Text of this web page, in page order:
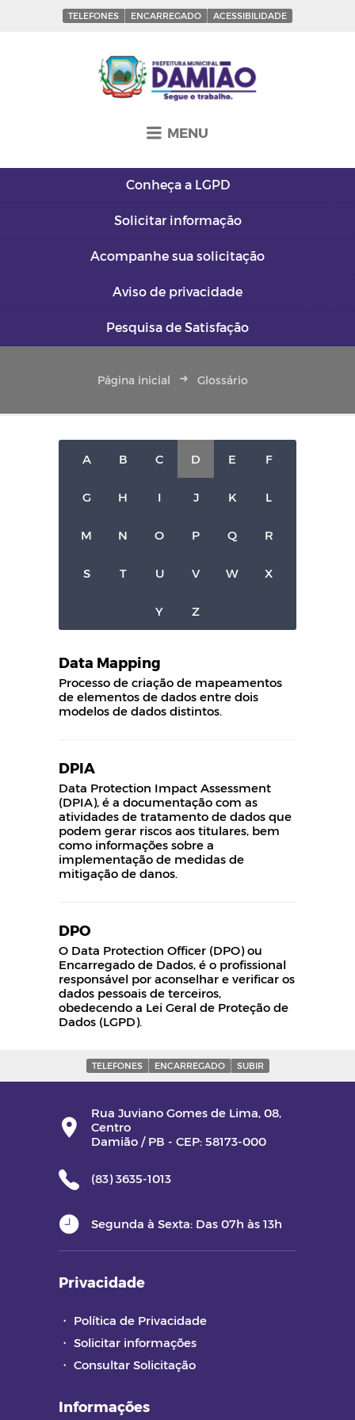
TELEFONES ENCARREGADO ACESSIBILIDADE
MENU
Conheça a LGPD
Solicitar informação
Acompanhe sua solicitação
Aviso de privacidade
Pesquisa de Satisfação
Página inicial Glossário
A B C D E F
G H I J K L
M N O P Q R
S T U V W X
Y Z
Data Mapping
Processo de criação de mapeamentos
de elementos de dados entre dois
modelos de dados distintos.
DPIA
Data Protection Impact Assessment
(DPIA), é a documentação com as
atividades de tratamento de dados que
podem gerar riscos aos titulares, bem
como informações sobre a
implementação de medidas de
mitigação de danos.
DPO
O Data Protection Officer (DPO) ou
Encarregado de Dados, é o profissional
responsável por aconselhar e verificar os
dados pessoais de terceiros,
obedecendo a Lei Geral de Proteção de
Dados (LGPD).
TELEFONES ENCARREGADO SUBIR
Rua Juviano Gomes de Lima, 08,
Centro
Damião / PB - CEP: 58173-000
(83) 3635-1013
Segunda à Sexta: Das 07h às 13h
Privacidade
・ Política de Privacidade
・ Solicitar informações
・ Consultar Solicitação
Informações